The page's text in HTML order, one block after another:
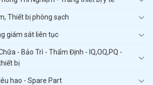
Thiết bị phòng sạch
giám sát liên tục
- Bảo Trì - Thẩm Định - IQ,OQ,PQ -
bị
hao - Spare Part